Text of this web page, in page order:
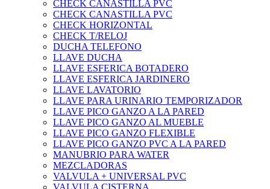
CHECK CANASTILLA PVC
CHECK CANASTILLA PVC
CHECK HORIZONTAL
CHECK T/RELOJ
DUCHA TELEFONO
LLAVE DUCHA
LLAVE ESFERICA BOTADERO
LLAVE ESFERICA JARDINERO
LLAVE LAVATORIO
LLAVE PARA URINARIO TEMPORIZADOR
LLAVE PICO GANZO A LA PARED
LLAVE PICO GANZO AL MUEBLE
LLAVE PICO GANZO FLEXIBLE
LLAVE PICO GANZO PVC A LA PARED
MANUBRIO PARA WATER
MEZCLADORAS
VALVULA + UNIVERSAL PVC